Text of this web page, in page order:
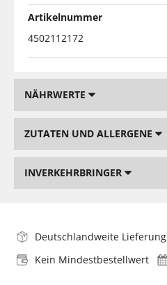
Artikelnummer
4502112172
NÄHRWERTE
ZUTATEN UND ALLERGENE
INVERKEHRBRINGER
Deutschlandweite Lieferung
Kein Mindestbestellwert